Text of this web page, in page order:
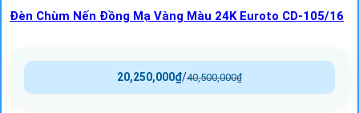
Đèn Chùm Nến Đồng Mạ Vàng Màu 24K Euroto CD-105/16
40,500,000₫
/
20,250,000₫